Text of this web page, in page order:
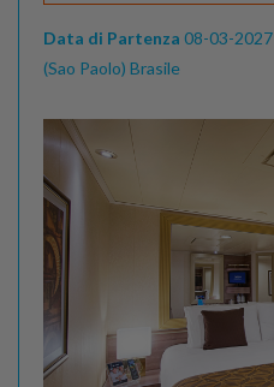
Data di Partenza 08-03-2027
(Sao Paolo) Brasile